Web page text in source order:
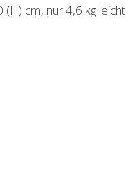
(H) cm, nur 4,6 kg leicht